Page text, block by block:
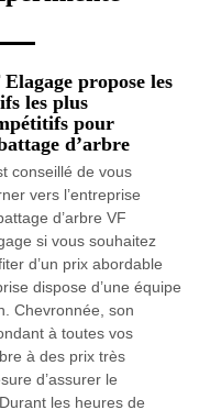
propose les
les plus
pour
d’arbre
conseillé de vous
vers l’entreprise
d’arbre VF
si vous souhaitez
d’un prix abordable
dispose d’une équipe
Chevronnée, son
à toutes vos
à des prix très
d’assurer le
les heures de